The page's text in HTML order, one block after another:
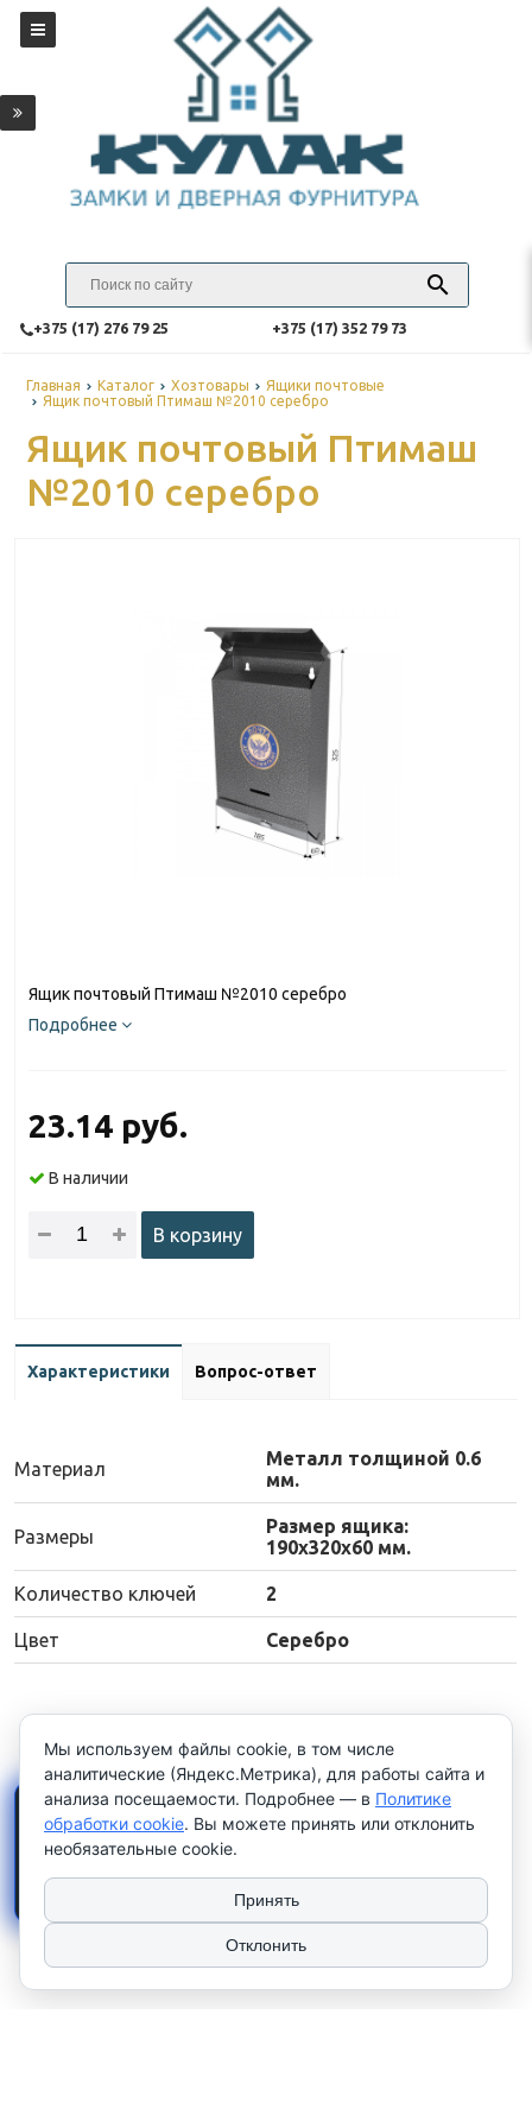
‎+375 (17) 276 79 25 ‎+375 (17) 352 79 73
Главная Каталог Хозтовары
Ящики почтовые
Ящик почтовый Птимаш №2010 серебро
Ящик почтовый Птимаш
№2010 серебро
Ящик почтовый Птимаш №2010 серебро
Подробнее
23.14 руб.
В наличии
В корзину
Характеристики Вопрос-ответ
Материал
Металл толщиной 0.6
мм.
Размеры
Размер ящика:
190х320х60 мм.
Количество ключей 2
Цвет Серебро
Мы используем файлы cookie, в том числе
аналитические (Яндекс.Метрика), для работы сайта и
анализа посещаемости. Подробнее — в Политике
обработки cookie. Вы можете принять или отклонить
необязательные cookie.
Принять
Отклонить
×
Работаем только с
юридическими лицами и
индивидуальными
предпринимателями. Цены